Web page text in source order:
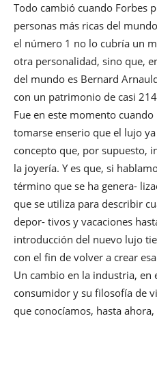
Todo cambió cuando Forbes
personas más ricas del
el número 1 no lo cubría un
otra personalidad, sino que,
del mundo es Bernard
con un patrimonio de casi
Fue en este momento
tomarse enserio que el lujo
concepto que, por supuesto,
la joyería. Y es que, si
término que se ha genera-
que se utiliza para describir
depor- tivos y vacaciones
introducción del nuevo lujo
con el fin de volver a crear
Un cambio en la industria,
consumidor y su filosofía de
que conocíamos, hasta